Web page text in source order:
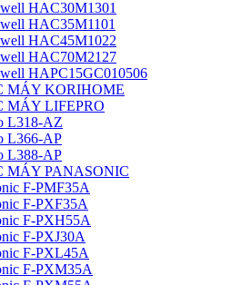
HAC30M1301
HAC35M1101
HAC45M1022
HAC70M2127
HAPC15GC010506
MÁY KORIHOME
MÁY LIFEPRO
L318-AZ
L366-AP
L388-AP
MÁY PANASONIC
F-PMF35A
F-PXF35A
F-PXH55A
F-PXJ30A
F-PXL45A
F-PXM35A